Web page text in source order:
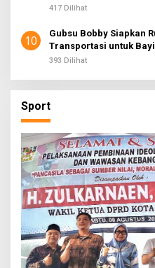
417 Dilihat
10
Gubsu Bobby Siapkan
Transportasi untuk
Asal Nias Barat
393 Dilihat
Sport